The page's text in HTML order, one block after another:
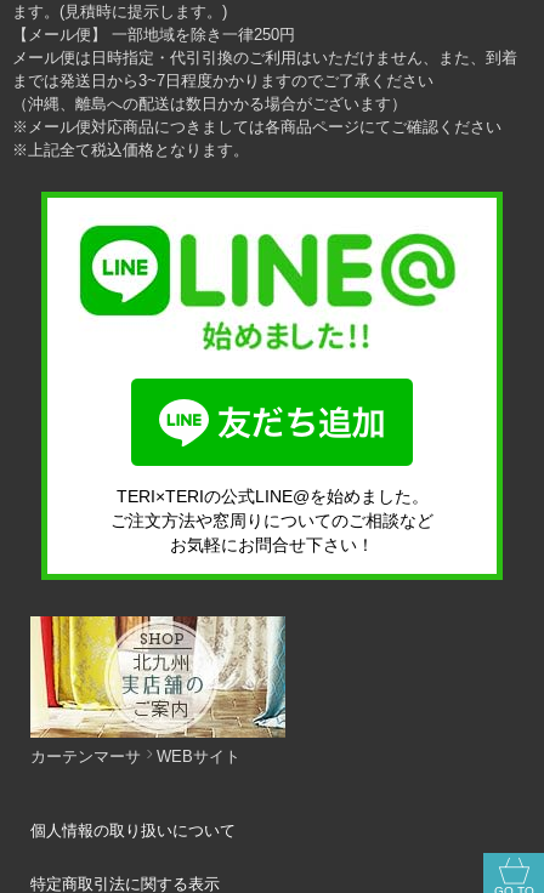
ます。(見積時に提示します。)
【メール便】 一部地域を除き一律250円
メール便は日時指定・代引引換のご利用はいただけません、また、到着
までは発送日から3~7日程度かかりますのでご了承ください
（沖縄、離島への配送は数日かかる場合がございます）
※メール便対応商品につきましては各商品ページにてご確認ください
※上記全て税込価格となります。
TERI×TERIの公式LINE@を始めました。
ご注文方法や窓周りについてのご相談など
お気軽にお問合せ下さい！
カーテンマーサ WEBサイト
個人情報の取り扱いについて
特定商取引法に関する表示